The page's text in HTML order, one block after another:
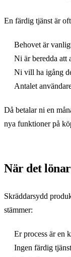
En färdig tjänst är
Behovet är
Ni är beredda att
Ni vill ha igång
Antalet
Då betalar ni en
nya funktioner på
När det
Skräddarsydd
stämmer:
Er process är en
Ingen färdig